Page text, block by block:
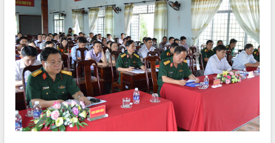
VĂN BẢN HĐND TỈNH
ĐIỂM TIN VĂN BẢN
QUY HOẠCH - KẾ HOẠCH